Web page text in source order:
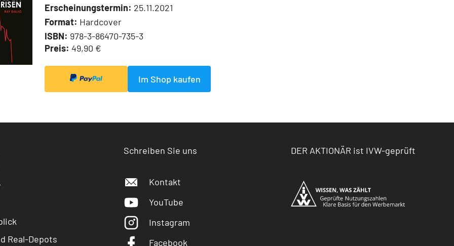
Erscheinungstermin: 25.11.2021
Format: Hardcover
ISBN: 978-3-86470-735-3
Preis: 49,90 €
Im Shop kaufen
Real-Depots
Schreiben Sie uns
Kontakt
YouTube
Instagram
Facebook
DER AKTIONÄR ist IVW-geprüft